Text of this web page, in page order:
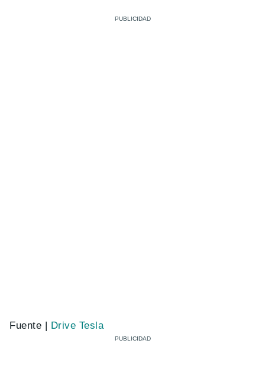
Fuente | Drive Tesla